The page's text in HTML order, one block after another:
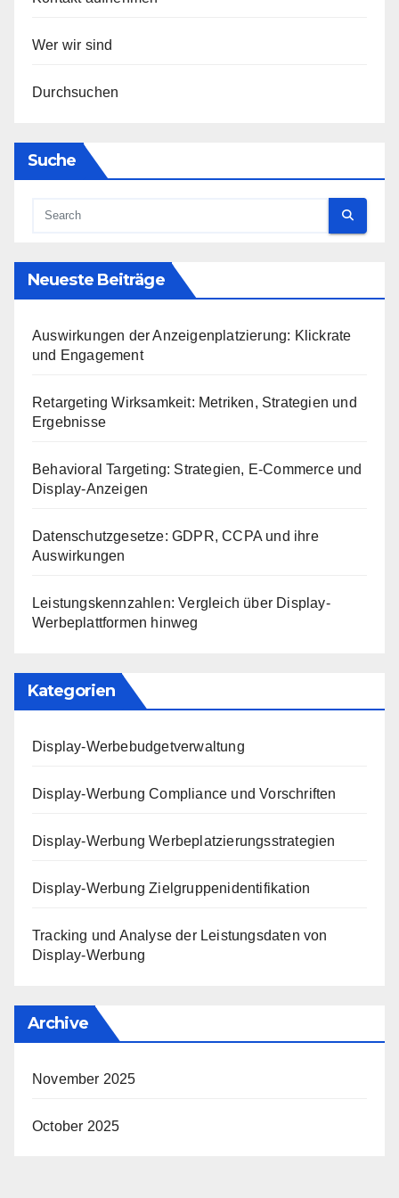
Wer wir sind
Durchsuchen
Suche
Neueste Beiträge
Auswirkungen der Anzeigenplatzierung: Klickrate
und Engagement
Retargeting Wirksamkeit: Metriken, Strategien und
Ergebnisse
Behavioral Targeting: Strategien, E-Commerce und
Display-Anzeigen
Datenschutzgesetze: GDPR, CCPA und ihre
Auswirkungen
Leistungskennzahlen: Vergleich über Display-
Werbeplattformen hinweg
Kategorien
Display-Werbebudgetverwaltung
Display-Werbung Compliance und Vorschriften
Display-Werbung Werbeplatzierungsstrategien
Display-Werbung Zielgruppenidentifikation
Tracking und Analyse der Leistungsdaten von
Display-Werbung
Archive
November 2025
October 2025